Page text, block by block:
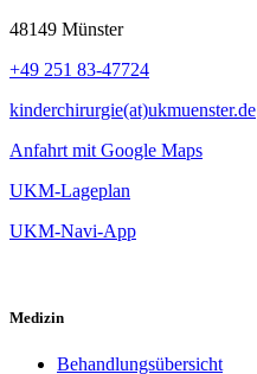
48149 Münster
+49 251 83-47724
kinderchirurgie(at)ukmuenster.de
Anfahrt mit Google Maps
UKM-Lageplan
UKM-Navi-App
Medizin
Behandlungsübersicht